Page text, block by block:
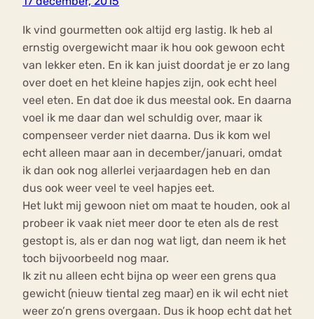
Ik vind gourmetten ook altijd erg lastig. Ik heb al
ernstig overgewicht maar ik hou ook gewoon echt
van lekker eten. En ik kan juist doordat je er zo lang
over doet en het kleine hapjes zijn, ook echt heel
veel eten. En dat doe ik dus meestal ook. En daarna
voel ik me daar dan wel schuldig over, maar ik
compenseer verder niet daarna. Dus ik kom wel
echt alleen maar aan in december/januari, omdat
ik dan ook nog allerlei verjaardagen heb en dan
dus ook weer veel te veel hapjes eet.
Het lukt mij gewoon niet om maat te houden, ook al
probeer ik vaak niet meer door te eten als de rest
gestopt is, als er dan nog wat ligt, dan neem ik het
toch bijvoorbeeld nog maar.
Ik zit nu alleen echt bijna op weer een grens qua
gewicht (nieuw tiental zeg maar) en ik wil echt niet
weer zo’n grens overgaan. Dus ik hoop echt dat het